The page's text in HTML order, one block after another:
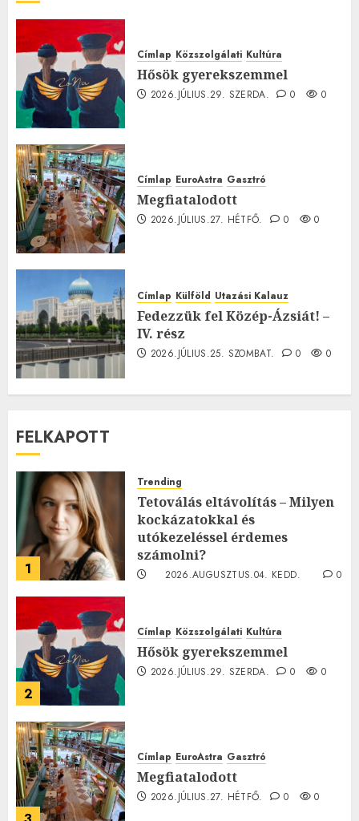
Címlap Közszolgálati Kultúra
Hősök gyerekszemmel
2026.JÚLIUS.29. SZERDA. 0 0
Címlap EuroAstra Gasztró
Megfiatalodott
2026.JÚLIUS.27. HÉTFŐ. 0 0
Címlap Külföld Utazási Kalauz
Fedezzük fel Közép-Ázsiát! –
IV. rész
2026.JÚLIUS.25. SZOMBAT. 0 0
FELKAPOTT
1
Trending
Tetoválás eltávolítás – Milyen
kockázatokkal és
utókezeléssel érdemes
számolni?
2026.AUGUSZTUS.04. KEDD.
0
2
Címlap Közszolgálati Kultúra
Hősök gyerekszemmel
2026.JÚLIUS.29. SZERDA. 0 0
Címlap EuroAstra Gasztró
Megfiatalodott
2026.JÚLIUS.27. HÉTFŐ. 0 0